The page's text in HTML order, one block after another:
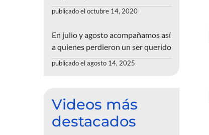
publicado el octubre 14, 2020
En julio y agosto acompañamos así
a quienes perdieron un ser querido
publicado el agosto 14, 2025
Videos más
destacados